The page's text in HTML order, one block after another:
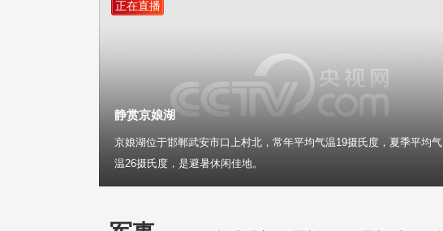
正在直播
静赏京娘湖
京娘湖位于邯郸武安市口上村北，常年平均气温19摄氏度，夏季平均气
温26摄氏度，是避暑休闲佳地。